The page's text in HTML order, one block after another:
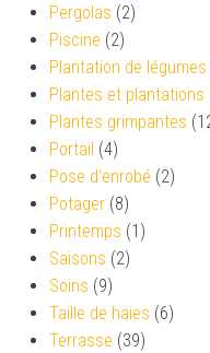
Pergolas (2)
Piscine (2)
Plantation de légumes
Plantes et plantations
Plantes grimpantes
Portail (4)
Pose d'enrobé (2)
Potager (8)
Printemps (1)
Saisons (2)
Soins (9)
Taille de haies (6)
Terrasse (39)